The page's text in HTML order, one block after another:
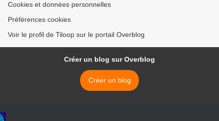
Cookies et données personnelles
Préférences cookies
Voir le profil de Tiloop sur le portail Overblog
Créer un blog sur Overblog
Créer un blog